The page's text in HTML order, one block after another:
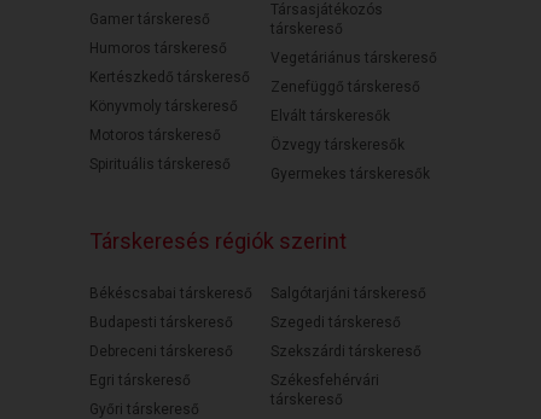
Gamer társkereső
Humoros társkereső
Kertészkedő társkereső
Könyvmoly társkereső
Motoros társkereső
Spirituális társkereső
Társasjátékozós
társkereső
Vegetáriánus társkereső
Zenefüggő társkereső
Elvált társkeresők
Özvegy társkeresők
Gyermekes társkeresők
Társkeresés régiók szerint
Békéscsabai társkereső
Budapesti társkereső
Debreceni társkereső
Egri társkereső
Győri társkereső
Salgótarjáni társkereső
Szegedi társkereső
Szekszárdi társkereső
Székesfehérvári
társkereső